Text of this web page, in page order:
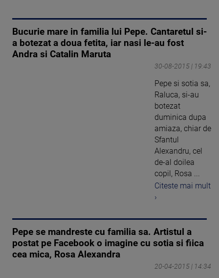
Bucurie mare in familia lui Pepe. Cantaretul si-
a botezat a doua fetita, iar nasi le-au fost
Andra si Catalin Maruta
30-08-2015 | 19:43
Pepe si sotia sa,
Raluca, si-au
botezat
duminica dupa
amiaza, chiar de
Sfantul
Alexandru, cel
de-al doilea
copil, Rosa ...
Citeste mai mult
›
Pepe se mandreste cu familia sa. Artistul a
postat pe Facebook o imagine cu sotia si fiica
cea mica, Rosa Alexandra
20-04-2015 | 14:34